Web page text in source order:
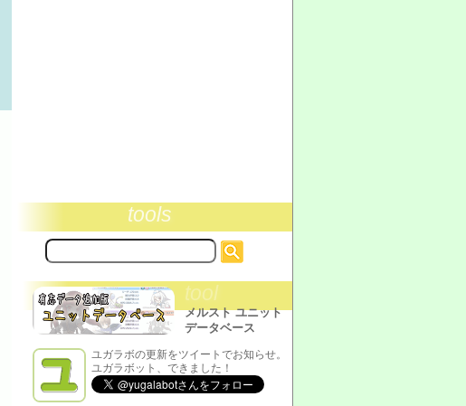
tools
サ
イ
内
検
索:
tool
メルスト ユニット
データベース
ユガラボの更新をツイートでお知らせ。
ユガラボット、できました！